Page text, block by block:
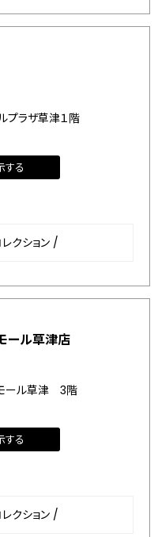
ラザ草津１階
する
クション /
ール草津店
ール草津 3階
する
クション /